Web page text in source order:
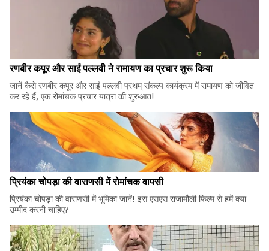
रणबीर कपूर और साईं पल्लवी ने रामायण का प्रचार शुरू किया
जानें कैसे रणबीर कपूर और साईं पल्लवी प्रथम् संकल्प कार्यक्रम में रामायण को जीवित
कर रहे हैं, एक रोमांचक प्रचार यात्रा की शुरुआत!
प्रियंका चोपड़ा की वाराणसी में रोमांचक वापसी
प्रियंका चोपड़ा की वाराणसी में भूमिका जानें! इस एसएस राजामौली फिल्म से हमें क्या
उम्मीद करनी चाहिए?